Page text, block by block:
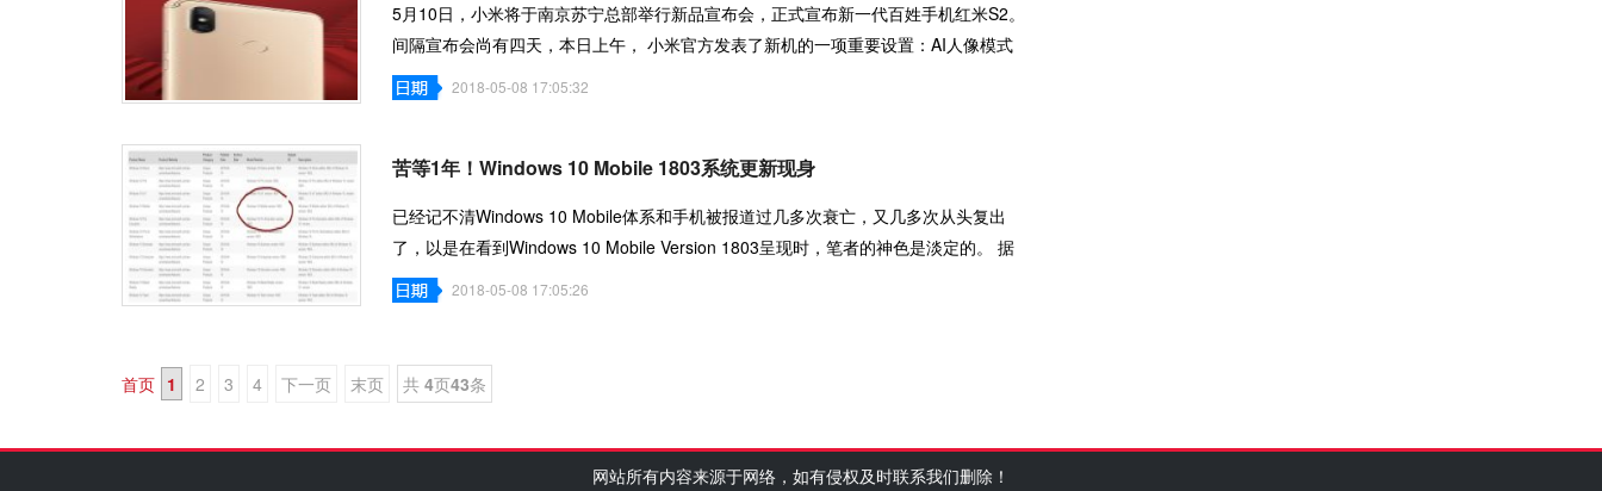
5月10日，小米将于南京苏宁总部举行新品宣布会，正式宣布新一代百姓手机红米S2。
间隔宣布会尚有四天，本日上午， 小米官方发表了新机的一项重要设置：AI人像模式
+AI美颜。与此同2018-05-08 17:05:32
苦等1年！Windows 10 Mobile 1803系统更新现身
已经记不清Windows 10 Mobile体系和手机被报道过几多次衰亡，又几多次从头复出
了，以是在看到Windows 10 Mobile Version 1803呈现时，笔者的神色是淡定的。 据
WMPU，已经逗留在Vesion 1703（Feat
2018-05-08 17:05:26
首页 1 2 3 4 下一页 末页 共 4页43条
网站所有内容来源于网络，如有侵权及时联系我们删除！